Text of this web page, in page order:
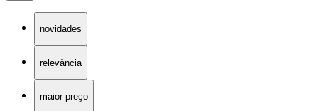
novidades
relevância
maior preço